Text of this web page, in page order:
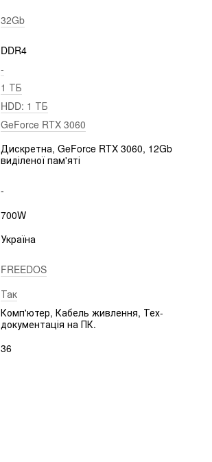
32Gb
DDR4
-
1 ТБ
HDD: 1 ТБ
GeForce RTX 3060
Дискретна, GeForce RTX 3060, 12Gb
виділеної пам'яті
-
700W
Україна
FREEDOS
Так
Комп'ютер, Кабель живлення, Тех-
документація на ПК.
36